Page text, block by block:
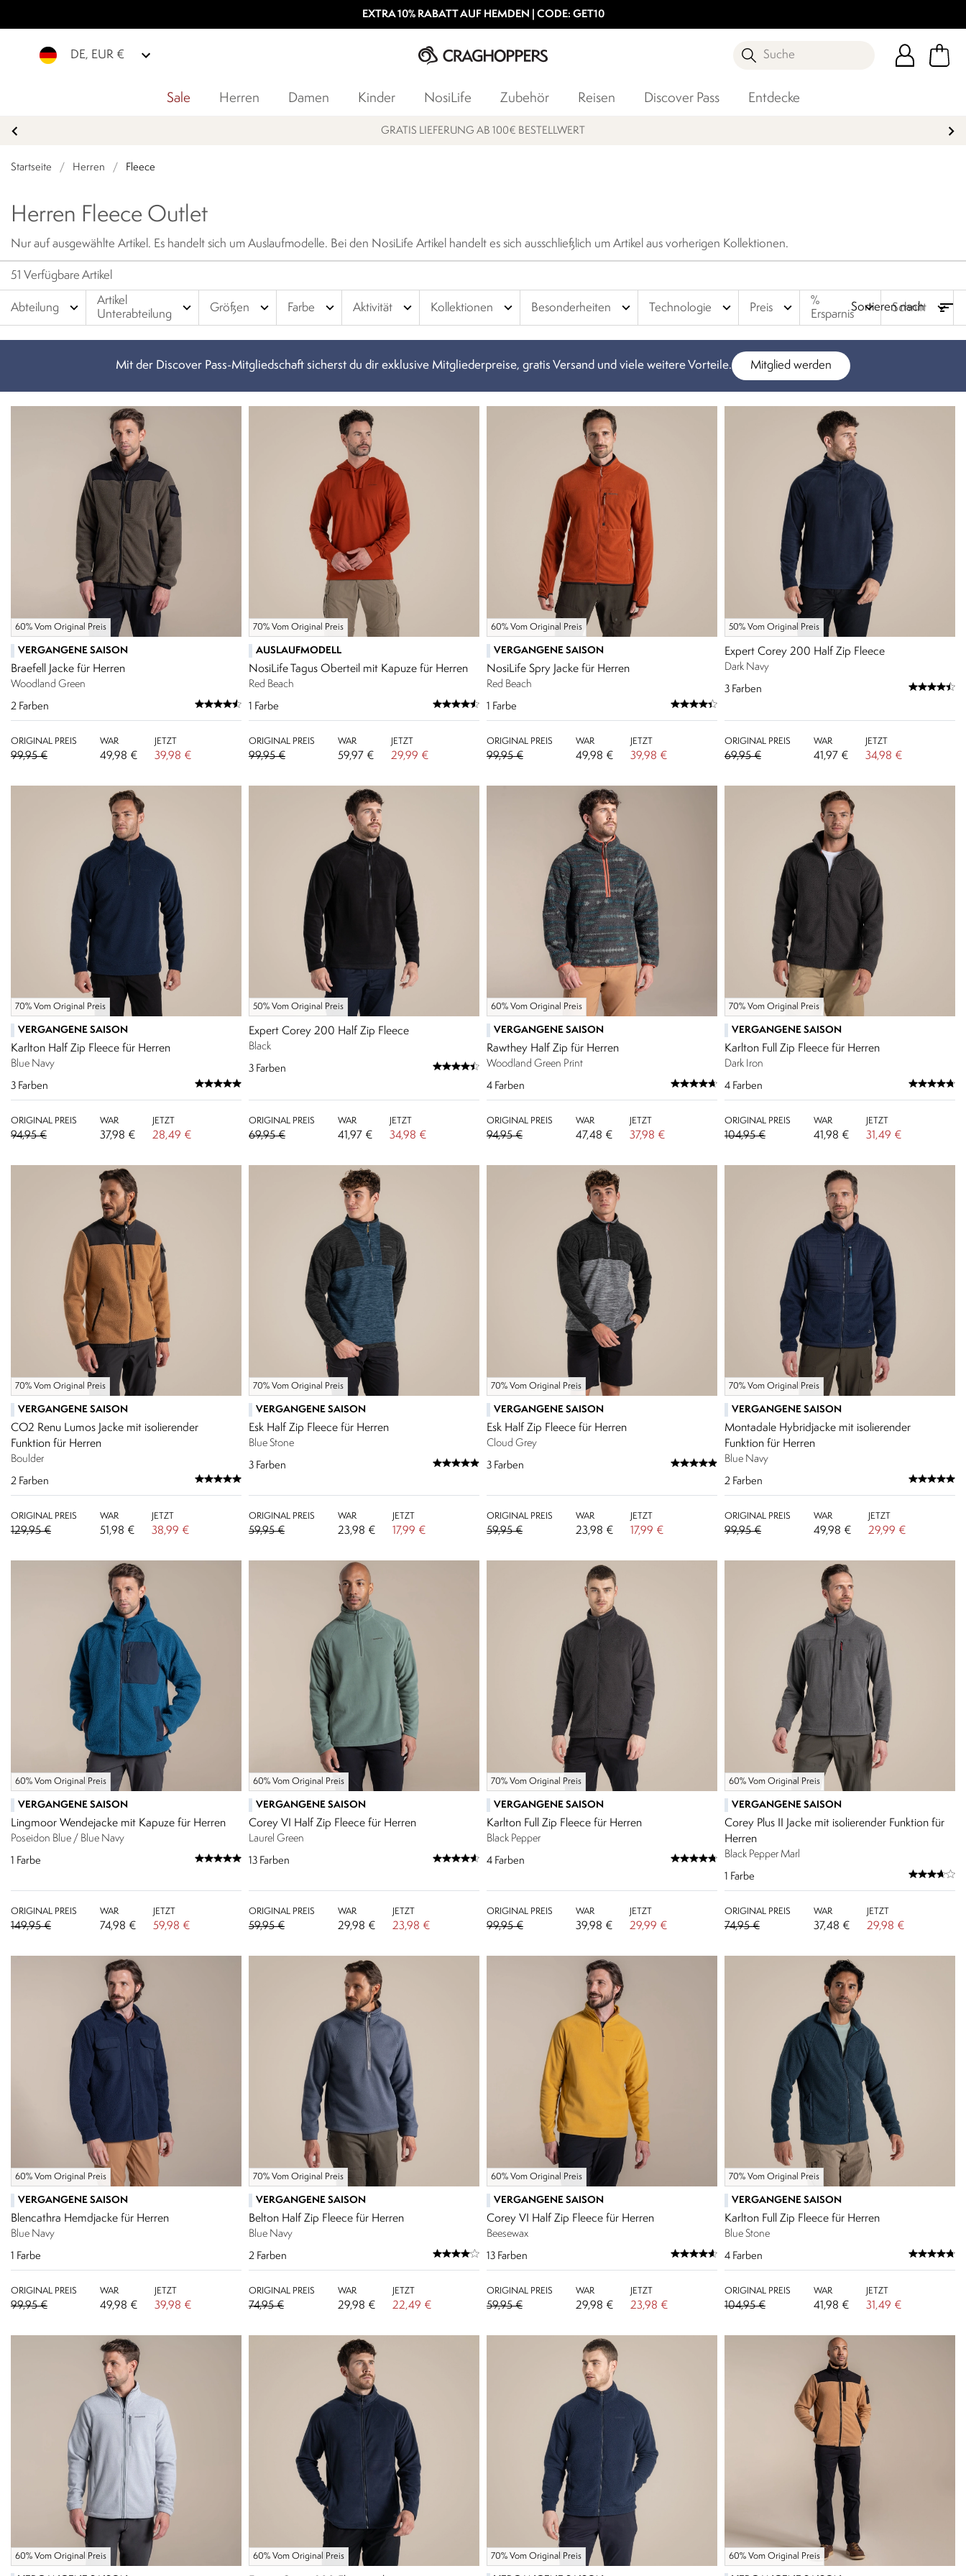
EXTRA 10% RABATT AUF HEMDEN | CODE: GET10
DE, EUR € Suche
Sale Herren Damen Kinder NosiLife Zubehör Reisen Discover Pass Entdecke
15% STUDENTENRABATT
Startseite / Herren / Fleece
Herren Fleece Outlet
Nur auf ausgewählte Artikel. Es handelt sich um Auslaufmodelle. Bei den NosiLife Artikel handelt es sich ausschließlich um Artikel aus vorherigen Kollektionen.
51 Verfügbare Artikel
Abteilung expand_more
Artikel
Unterabteilung
expand_more Größen expand_more Farbe expand_more Aktivität expand_more Kollektionen expand_more Besonderheiten expand_more Technologie expand_more Preis expand_more
%
Ersparnis expand_more Schnitt expand_more
Mit der Discover Pass-Mitgliedschaft sicherst du dir exklusive Mitgliederpreise, gratis Versand und viele weitere Vorteile. Mitglied werden
60% Vom Original Preis
VERGANGENE SAISON
Braefell Jacke für Herren
Woodland Green
2 Farben
ORIGINAL PREIS
99,95 €
WAR
49,98 €
JETZT
39,98 €
70% Vom Original Preis
AUSLAUFMODELL
NosiLife Tagus Oberteil mit Kapuze für Herren
Red Beach
1 Farbe
ORIGINAL PREIS
99,95 €
WAR
59,97 €
JETZT
29,99 €
60% Vom Original Preis
VERGANGENE SAISON
NosiLife Spry Jacke für Herren
Red Beach
1 Farbe
ORIGINAL PREIS
99,95 €
WAR
49,98 €
JETZT
39,98 €
50% Vom Original Preis
Expert Corey 200 Half Zip Fleece
Dark Navy
3 Farben
ORIGINAL PREIS
69,95 €
WAR
41,97 €
JETZT
34,98 €
70% Vom Original Preis
VERGANGENE SAISON
Karlton Half Zip Fleece für Herren
Blue Navy
3 Farben
ORIGINAL PREIS
94,95 €
WAR
37,98 €
JETZT
28,49 €
50% Vom Original Preis
Expert Corey 200 Half Zip Fleece
Black
3 Farben
ORIGINAL PREIS
69,95 €
WAR
41,97 €
JETZT
34,98 €
60% Vom Original Preis
VERGANGENE SAISON
Rawthey Half Zip für Herren
Woodland Green Print
4 Farben
ORIGINAL PREIS
94,95 €
WAR
47,48 €
JETZT
37,98 €
70% Vom Original Preis
VERGANGENE SAISON
Karlton Full Zip Fleece für Herren
Dark Iron
4 Farben
ORIGINAL PREIS
104,95 €
WAR
41,98 €
JETZT
31,49 €
70% Vom Original Preis
VERGANGENE SAISON
CO2 Renu Lumos Jacke mit isolierender
Funktion für Herren
Boulder
2 Farben
ORIGINAL PREIS
129,95 €
WAR
51,98 €
JETZT
38,99 €
70% Vom Original Preis
VERGANGENE SAISON
Esk Half Zip Fleece für Herren
Blue Stone
3 Farben
ORIGINAL PREIS
59,95 €
WAR
23,98 €
JETZT
17,99 €
70% Vom Original Preis
VERGANGENE SAISON
Esk Half Zip Fleece für Herren
Cloud Grey
3 Farben
ORIGINAL PREIS
59,95 €
WAR
23,98 €
JETZT
17,99 €
70% Vom Original Preis
VERGANGENE SAISON
Montadale Hybridjacke mit isolierender
Funktion für Herren
Blue Navy
2 Farben
ORIGINAL PREIS
99,95 €
WAR
49,98 €
JETZT
29,99 €
60% Vom Original Preis
VERGANGENE SAISON
Lingmoor Wendejacke mit Kapuze für Herren
Poseidon Blue / Blue Navy
1 Farbe
ORIGINAL PREIS
149,95 €
WAR
74,98 €
JETZT
59,98 €
60% Vom Original Preis
VERGANGENE SAISON
Corey VI Half Zip Fleece für Herren
Laurel Green
13 Farben
ORIGINAL PREIS
59,95 €
WAR
29,98 €
JETZT
23,98 €
70% Vom Original Preis
VERGANGENE SAISON
Karlton Full Zip Fleece für Herren
Black Pepper
4 Farben
ORIGINAL PREIS
99,95 €
WAR
39,98 €
JETZT
29,99 €
60% Vom Original Preis
VERGANGENE SAISON
Corey Plus II Jacke mit isolierender Funktion für
Herren
Black Pepper Marl
1 Farbe
ORIGINAL PREIS
74,95 €
WAR
37,48 €
JETZT
29,98 €
60% Vom Original Preis
VERGANGENE SAISON
Blencathra Hemdjacke für Herren
Blue Navy
1 Farbe
ORIGINAL PREIS
99,95 €
WAR
49,98 €
JETZT
39,98 €
70% Vom Original Preis
VERGANGENE SAISON
Belton Half Zip Fleece für Herren
Blue Navy
2 Farben
ORIGINAL PREIS
74,95 €
WAR
29,98 €
JETZT
22,49 €
60% Vom Original Preis
VERGANGENE SAISON
Corey VI Half Zip Fleece für Herren
Beesewax
13 Farben
ORIGINAL PREIS
59,95 €
WAR
29,98 €
JETZT
23,98 €
70% Vom Original Preis
VERGANGENE SAISON
Karlton Full Zip Fleece für Herren
Blue Stone
4 Farben
ORIGINAL PREIS
104,95 €
WAR
41,98 €
JETZT
31,49 €
60% Vom Original Preis 60% Vom Original Preis 70% Vom Original Preis 60% Vom Original Preis